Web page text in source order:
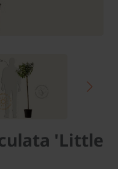
'Little